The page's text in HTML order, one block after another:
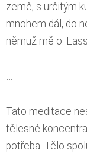
země, s určitým
mnohem dál, do
němuž mě o.
…
Tato meditace
tělesné
potřeba. Tělo